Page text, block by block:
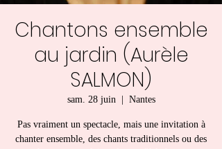
Chantons ensemble
au jardin (Aurèle
SALMON)
sam. 28 juin
  |
Nantes
Pas vraiment un spectacle, mais une invitation à
chanter ensemble, des chants traditionnels ou des